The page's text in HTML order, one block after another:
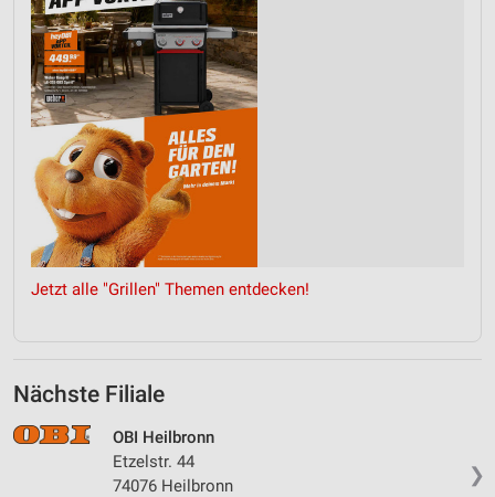
Jetzt alle "Grillen" Themen entdecken!
Nächste Filiale
❯
OBI Heilbronn
Etzelstr. 44
74076 Heilbronn